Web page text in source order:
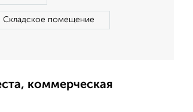
Складское помещение
коммерческая